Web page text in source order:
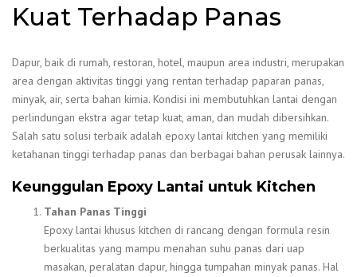
Kuat Terhadap Panas
Dapur, baik di rumah, restoran, hotel, maupun area industri, merupakan
area dengan aktivitas tinggi yang rentan terhadap paparan panas,
minyak, air, serta bahan kimia. Kondisi ini membutuhkan lantai dengan
perlindungan ekstra agar tetap kuat, aman, dan mudah dibersihkan.
Salah satu solusi terbaik adalah epoxy lantai kitchen yang memiliki
ketahanan tinggi terhadap panas dan berbagai bahan perusak lainnya.
Keunggulan Epoxy Lantai untuk Kitchen
Tahan Panas Tinggi
Epoxy lantai khusus kitchen di rancang dengan formula resin
berkualitas yang mampu menahan suhu panas dari uap
masakan, peralatan dapur, hingga tumpahan minyak panas. Hal